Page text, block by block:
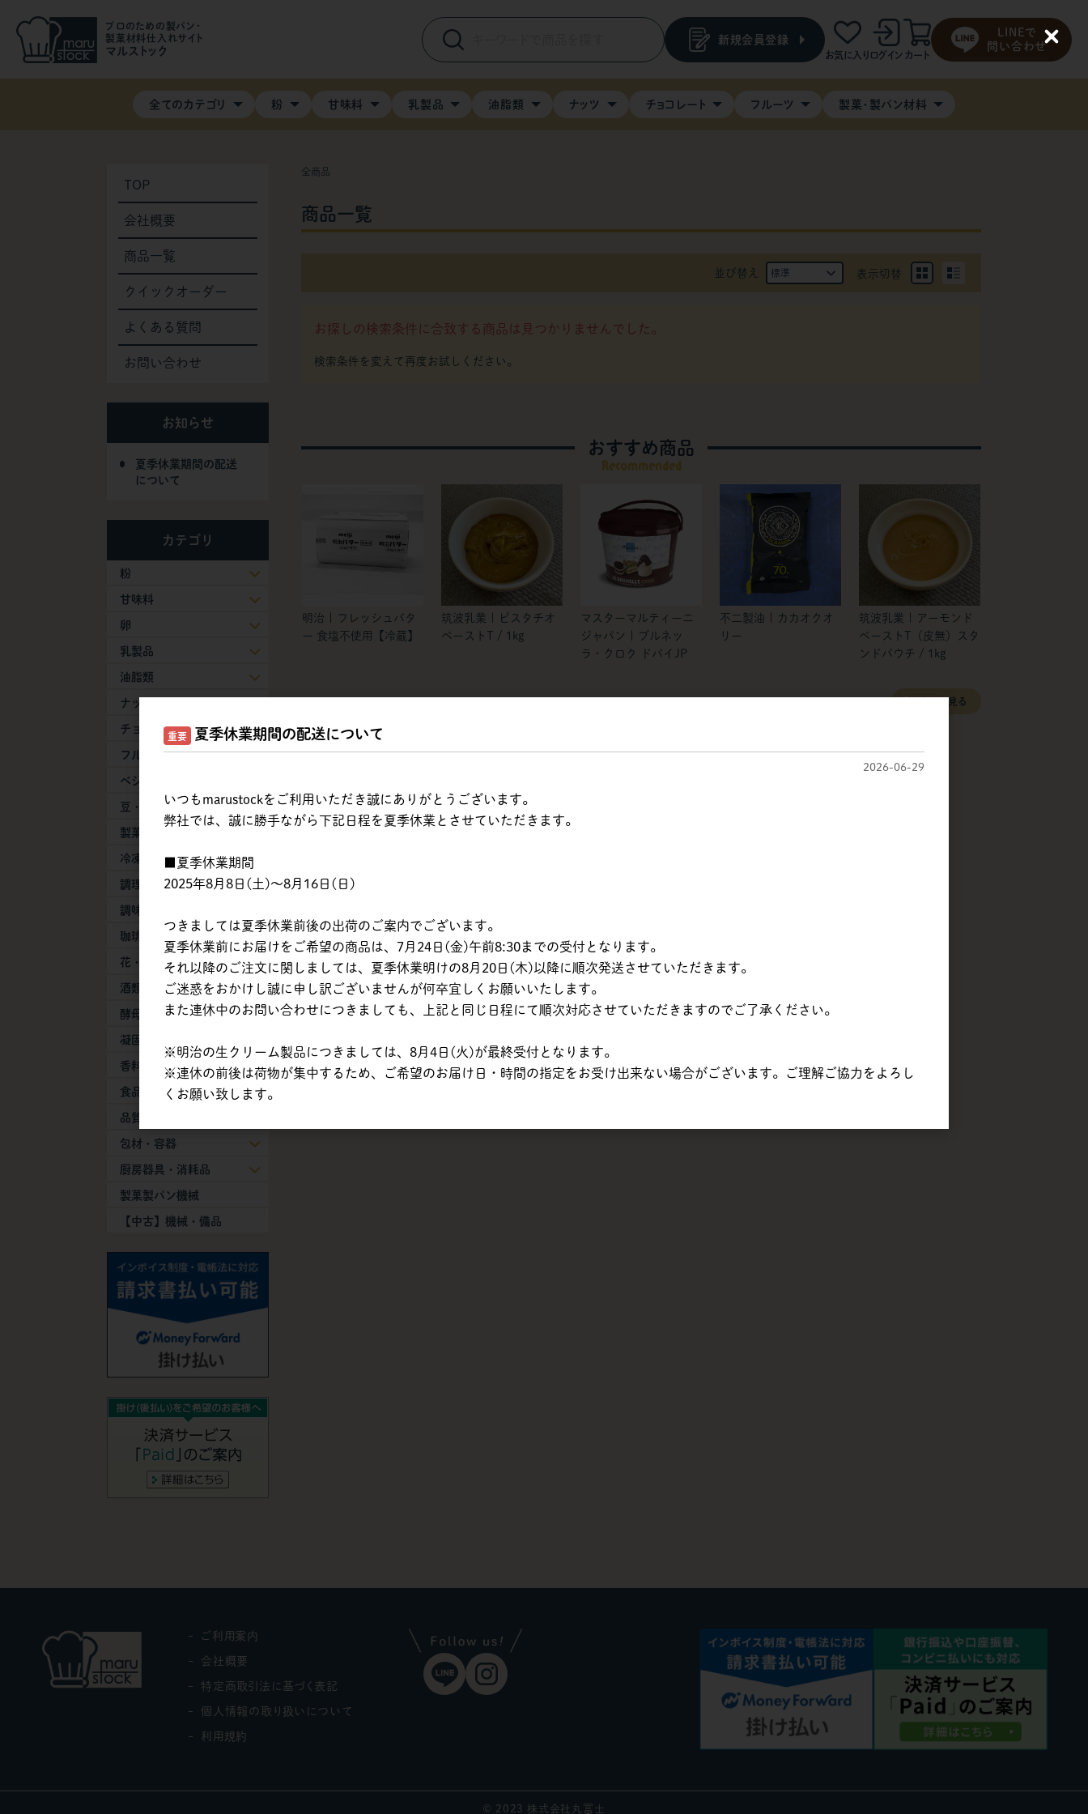
プロのための製パン・
製菓材料仕入れサイト
マルストック
新規会員登録
お気に入り ログイン カート
LINEで
問い合わせ
全てのカテゴリ 粉 甘味料 乳製品 油脂類 ナッツ チョコレート フルーツ 製菓・製パン材料
全商品
商品一覧
並び替え 表示切替
お探しの検索条件に合致する商品は見つかりませんでした。
おすすめ商品
Recommended
明治 | フレッシュバタ
ー 食塩不使用【冷蔵】
筑波乳業 | ピスタチオ
ペーストT / 1kg
マスターマルティーニ
ジャパン | ブルネッ
ラ・クロク ドバイJP
不二製油 | カカオクオ
リー
筑波乳業 | アーモンド
ペーストT（皮無）スタ
ンドパウチ / 1kg
すべて見る
TOP
会社概要
商品一覧
クイックオーダー
よくある質問
お問い合わせ
お知らせ
夏季休業期間の配送
について
カテゴリ
粉
甘味料
卵
乳製品
油脂類
ナッツ
チョコレート
フルーツ
ベジタブル
豆・豆乳製品
製菓・製パン素材
冷凍生地・半製品
調理加工食品
調味料
珈琲・紅茶・抹茶
花・葉物
酒類
酵母・膨張剤
凝固剤
香料
食品添加物
品質保持剤
包材・容器
厨房器具・消耗品
製菓製パン機械
【中古】機械・備品
ご利用案内
会社概要
特定商取引法に基づく表記
個人情報の取り扱いについて
利用規約
© 2023 株式会社丸冨士
重要 夏季休業期間の配送について
2026-06-29
いつもmarustockをご利用いただき誠にありがとうございます。
弊社では、誠に勝手ながら下記日程を夏季休業とさせていただきます。
■夏季休業期間
2025年8月8日(土)～8月16日(日)
つきましては夏季休業前後の出荷のご案内でございます。
夏季休業前にお届けをご希望の商品は、7月24日(金)午前8:30までの受付となります。
それ以降のご注文に関しましては、夏季休業明けの8月20日(木)以降に順次発送させていただきます。
ご迷惑をおかけし誠に申し訳ございませんが何卒宜しくお願いいたします。
また連休中のお問い合わせにつきましても、上記と同じ日程にて順次対応させていただきますのでご了承ください。
※明治の生クリーム製品につきましては、8月4日(火)が最終受付となります。
※連休の前後は荷物が集中するため、ご希望のお届け日・時間の指定をお受け出来ない場合がございます。ご理解ご協力をよろし
くお願い致します。
C
l